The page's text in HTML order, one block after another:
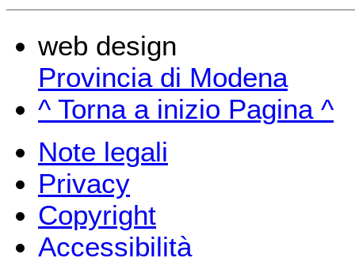
web design
Provincia di Modena
^ Torna a inizio Pagina ^
Note legali
Privacy
Copyright
Accessibilità